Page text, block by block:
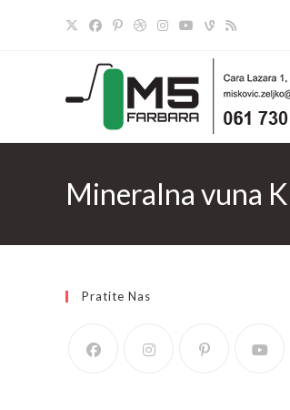
Mineralna vuna
Pratite Nas